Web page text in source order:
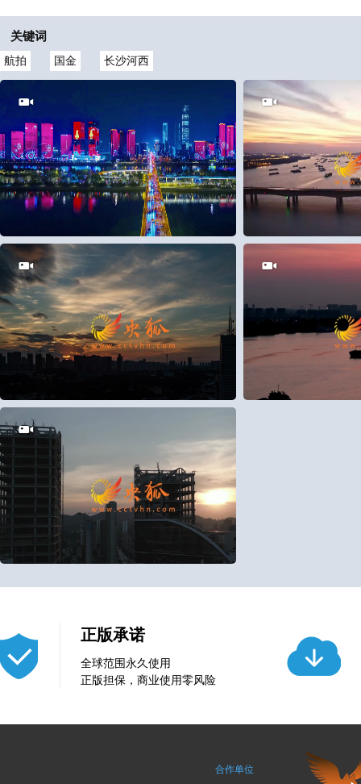
关键词
航拍 国金 长沙河西
5 0 28 0
正版承诺
全球范围永久使用
正版担保，商业使用零风险
合作单位